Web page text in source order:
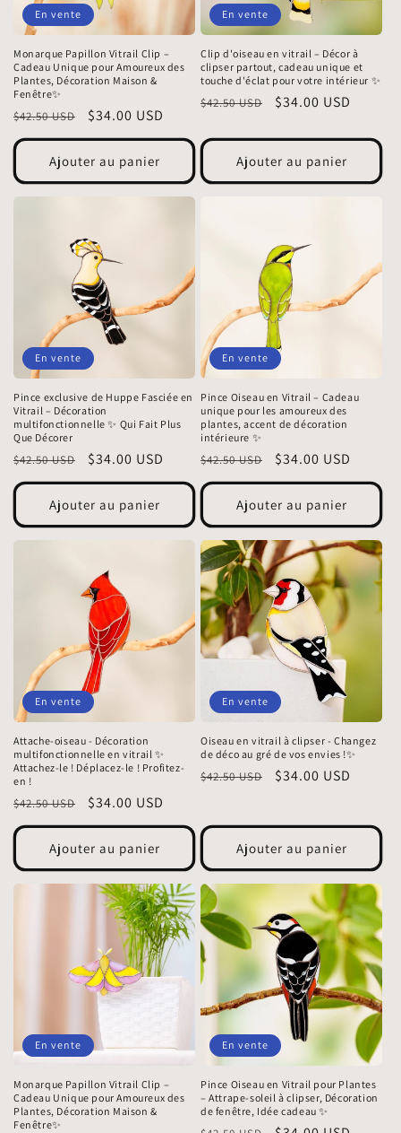
En vente
Monarque Papillon Vitrail Clip –
Cadeau Unique pour Amoureux des
Plantes, Décoration Maison &
Fenêtre✨
Prix
habituel
$42.50 USD
Prix
promotionnel
$34.00 USD
Ajouter au panier
En vente
Clip d'oiseau en vitrail – Décor à
clipser partout, cadeau unique et
touche d'éclat pour votre intérieur ✨
Prix
$42.50 USD
Prix
$34.00 USD
Ajouter au panier
En vente
Pince exclusive de Huppe Fasciée en
Vitrail – Décoration
multifonctionnelle ✨ Qui Fait Plus
Que Décorer
Prix
habituel
$42.50 USD
Prix
promotionnel
$34.00 USD
Ajouter au panier
En vente
Pince Oiseau en Vitrail – Cadeau
unique pour les amoureux des
plantes, accent de décoration
intérieure ✨
Prix
habituel
$42.50 USD
Prix
promotionnel
$34.00 USD
Ajouter au panier
En vente
Attache-oiseau - Décoration
multifonctionnelle en vitrail ✨
Attachez-le ! Déplacez-le ! Profitez-
en !
Prix
habituel
$42.50 USD
Prix
promotionnel
$34.00 USD
Ajouter au panier
En vente
Oiseau en vitrail à clipser - Changez
de déco au gré de vos envies !✨
Prix
$42.50 USD
Prix
$34.00 USD
Ajouter au panier
En vente
Monarque Papillon Vitrail Clip –
Cadeau Unique pour Amoureux des
Plantes, Décoration Maison &
Fenêtre✨
En vente
Pince Oiseau en Vitrail pour Plantes
– Attrape-soleil à clipser, Décoration
de fenêtre, Idée cadeau ✨